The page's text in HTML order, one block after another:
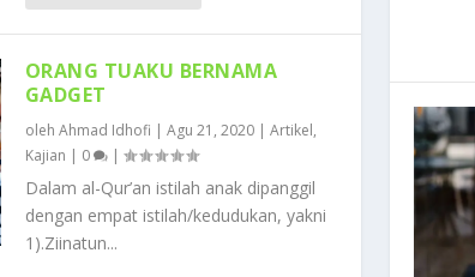
ORANG TUAKU BERNAMA
GADGET
oleh Ahmad Idhofi | Agu 21, 2020| Artikel,
Kajian | 0 |
Dalam al-Qur’an istilah anak dipanggil
dengan empat istilah/kedudukan, yakni
1).Ziinatun...